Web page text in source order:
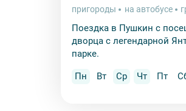
пригороды на автобусе
Поездка в Пушкин с
дворца с легендарной
парке.
Пн Вт Ср Чт Пт